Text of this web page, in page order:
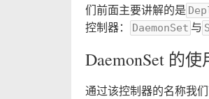
们前面主要讲解的是
控制器：
DaemonSet 与
DaemonSet 的使
通过该控制器的名称我